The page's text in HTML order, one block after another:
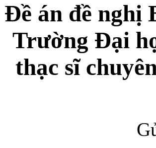
Đề án đề nghị
Trường Đại
thạc sĩ